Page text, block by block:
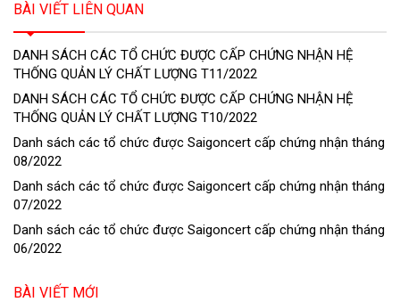
BÀI VIẾT LIÊN QUAN
DANH SÁCH CÁC TỔ CHỨC ĐƯỢC CẤP CHỨNG NHẬN HỆ
THỐNG QUẢN LÝ CHẤT LƯỢNG T11/2022
DANH SÁCH CÁC TỔ CHỨC ĐƯỢC CẤP CHỨNG NHẬN HỆ
THỐNG QUẢN LÝ CHẤT LƯỢNG T10/2022
Danh sách các tổ chức được Saigoncert cấp chứng nhận tháng
08/2022
Danh sách các tổ chức được Saigoncert cấp chứng nhận tháng
07/2022
Danh sách các tổ chức được Saigoncert cấp chứng nhận tháng
06/2022
BÀI VIẾT MỚI